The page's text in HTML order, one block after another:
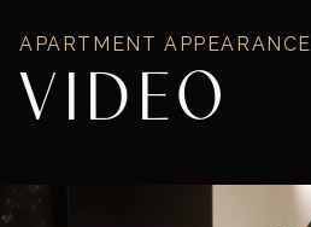
APARTMENT APPEARANCE
VIDEO